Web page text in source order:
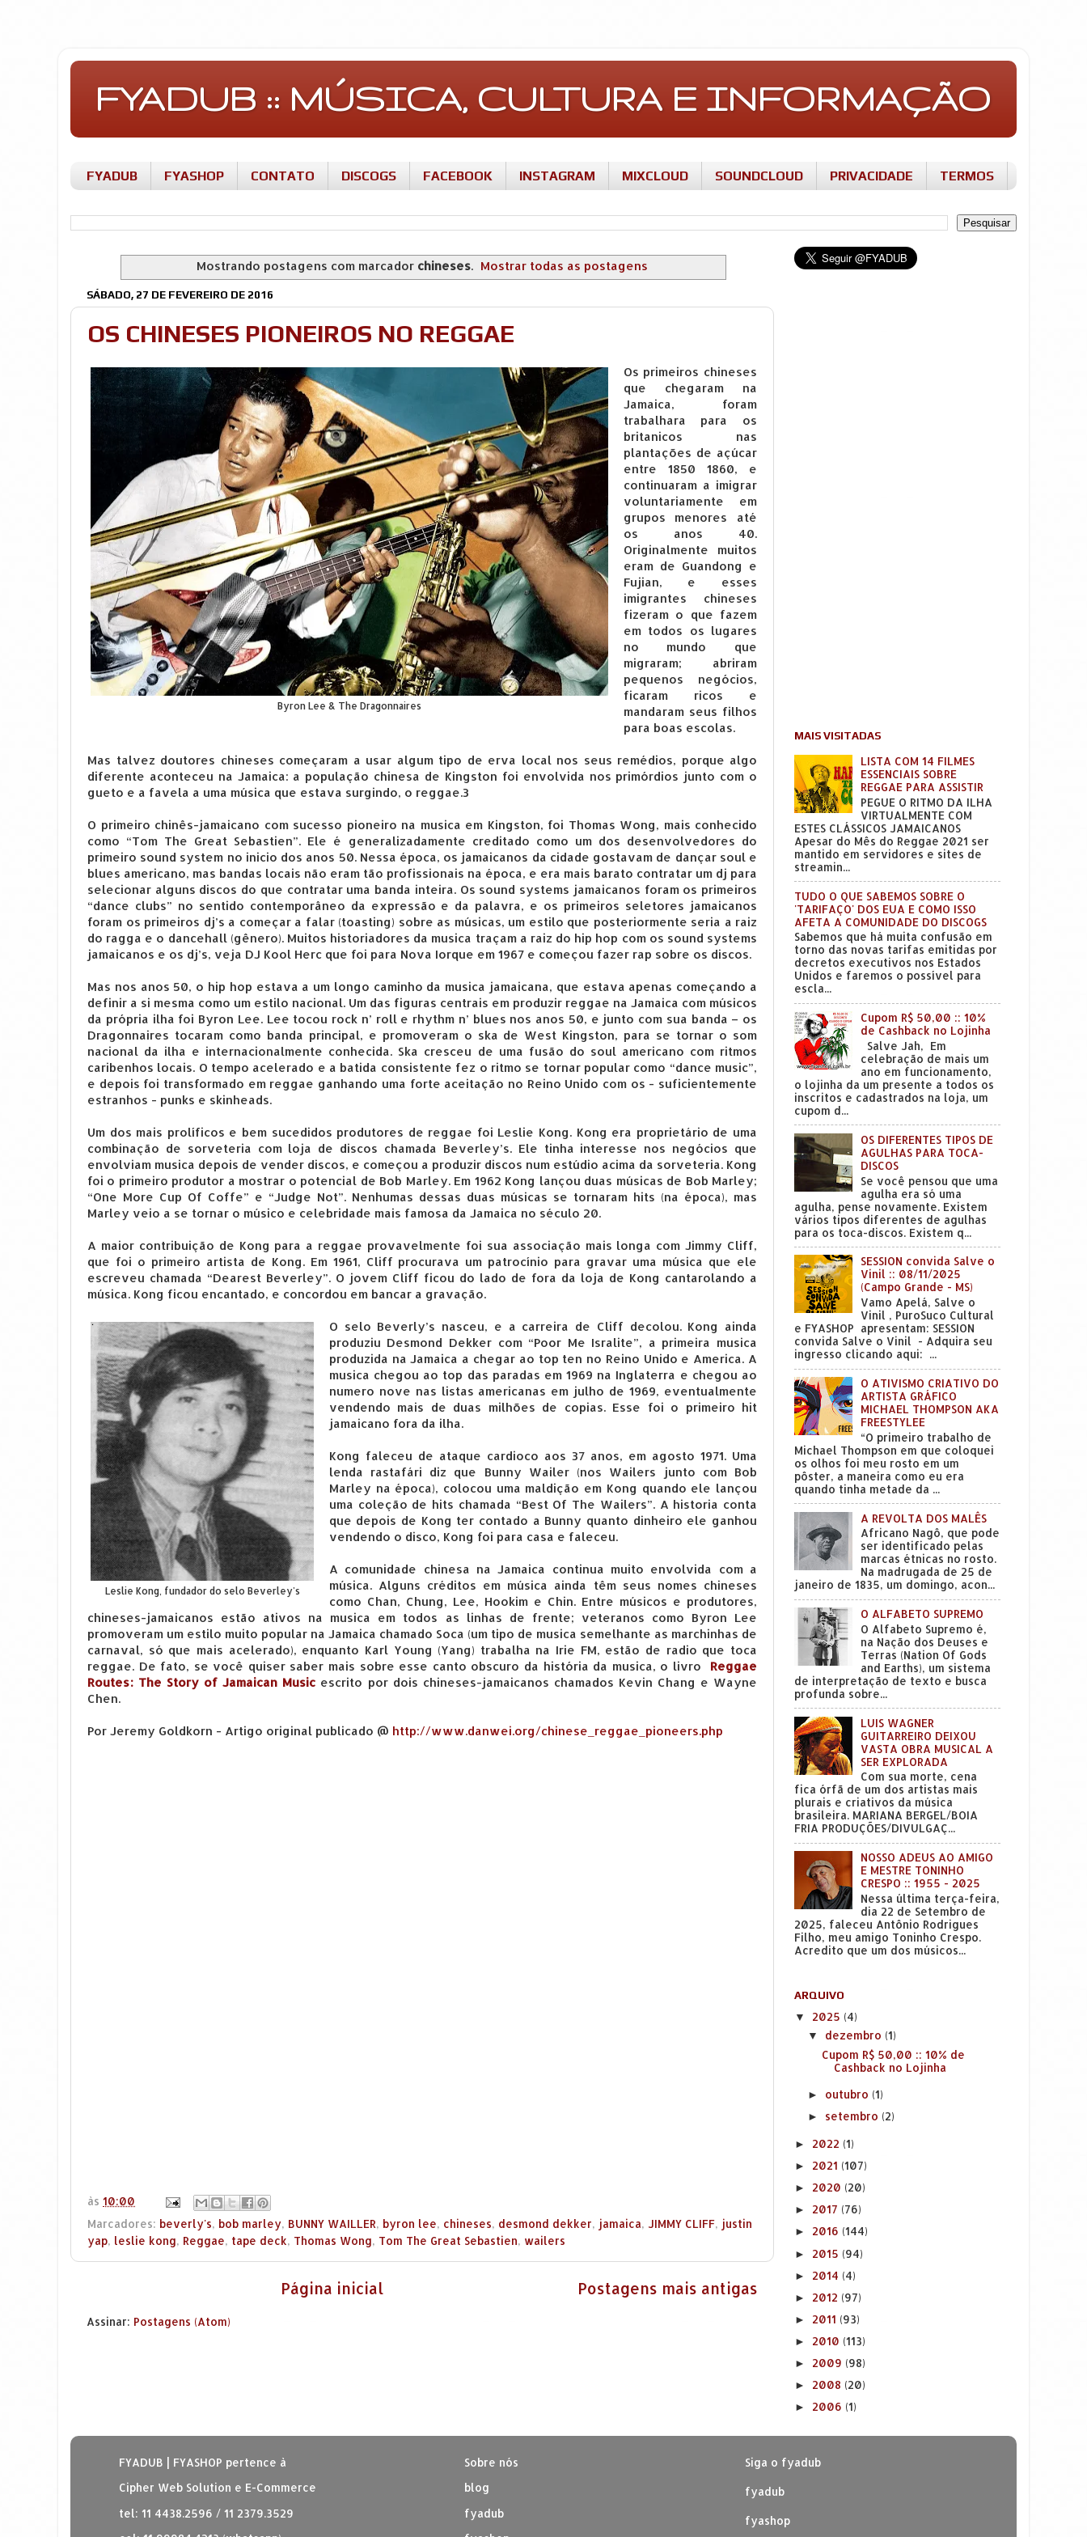
FYADUB :: MÚSICA, CULTURA E INFORMAÇÃO
FYADUB FYASHOP CONTATO DISCOGS FACEBOOK INSTAGRAM MIXCLOUD SOUNDCLOUD PRIVACIDADE TERMOS
Mostrando postagens com marcador chineses. Mostrar todas as postagens
SÁBADO, 27 DE FEVEREIRO DE 2016
OS CHINESES PIONEIROS NO REGGAE
Byron Lee & The Dragonnaires
Os primeiros chineses
que chegaram na
Jamaica, foram
trabalhara para os
britanicos nas
plantações de açúcar
entre 1850 1860, e
continuaram a imigrar
voluntariamente em
grupos menores até
os anos 40.
Originalmente muitos
eram de Guandong e
Fujian, e esses
imigrantes chineses
fizeram o que fazem
em todos os lugares
no mundo que
migraram; abriram
pequenos negócios,
ficaram ricos e
mandaram seus filhos
para boas escolas.
Mas talvez doutores chineses começaram a usar algum tipo de erva local nos seus remédios, porque algo
diferente aconteceu na Jamaica: a população chinesa de Kingston foi envolvida nos primórdios junto com o
gueto e a favela a uma música que estava surgindo, o reggae.3
O primeiro chinês-jamaicano com sucesso pioneiro na musica em Kingston, foi Thomas Wong, mais conhecido
como “Tom The Great Sebastien”. Ele é generalizadamente creditado como um dos desenvolvedores do
primeiro sound system no inicio dos anos 50. Nessa época, os jamaicanos da cidade gostavam de dançar soul e
blues americano, mas bandas locais não eram tão profissionais na época, e era mais barato contratar um dj para
selecionar alguns discos do que contratar uma banda inteira. Os sound systems jamaicanos foram os primeiros
“dance clubs” no sentido contemporâneo da expressão e da palavra, e os primeiros seletores jamaicanos
foram os primeiros dj’s a começar a falar (toasting) sobre as músicas, um estilo que posteriormente seria a raiz
do ragga e o dancehall (gênero). Muitos historiadores da musica traçam a raiz do hip hop com os sound systems
jamaicanos e os dj’s, veja DJ Kool Herc que foi para Nova Iorque em 1967 e começou fazer rap sobre os discos.
Mas nos anos 50, o hip hop estava a um longo caminho da musica jamaicana, que estava apenas começando a
definir a si mesma como um estilo nacional. Um das figuras centrais em produzir reggae na Jamaica com músicos
da própria ilha foi Byron Lee. Lee tocou rock n’ roll e rhythm n’ blues nos anos 50, e junto com sua banda – os
Dragonnaires tocaram como banda principal, e promoveram o ska de West Kingston, para se tornar o som
nacional da ilha e internacionalmente conhecida. Ska cresceu de uma fusão do soul americano com ritmos
caribenhos locais. O tempo acelerado e a batida consistente fez o ritmo se tornar popular como “dance music”,
e depois foi transformado em reggae ganhando uma forte aceitação no Reino Unido com os - suficientemente
estranhos - punks e skinheads.
Um dos mais prolíficos e bem sucedidos produtores de reggae foi Leslie Kong. Kong era proprietário de uma
combinação de sorveteria com loja de discos chamada Beverley’s. Ele tinha interesse nos negócios que
envolviam musica depois de vender discos, e começou a produzir discos num estúdio acima da sorveteria. Kong
foi o primeiro produtor a mostrar o potencial de Bob Marley. Em 1962 Kong lançou duas músicas de Bob Marley;
“One More Cup Of Coffe” e “Judge Not”. Nenhumas dessas duas músicas se tornaram hits (na época), mas
Marley veio a se tornar o músico e celebridade mais famosa da Jamaica no século 20.
A maior contribuição de Kong para a reggae provavelmente foi sua associação mais longa com Jimmy Cliff,
que foi o primeiro artista de Kong. Em 1961, Cliff procurava um patrocínio para gravar uma música que ele
escreveu chamada “Dearest Beverley”. O jovem Cliff ficou do lado de fora da loja de Kong cantarolando a
música. Kong ficou encantado, e concordou em bancar a gravação.
Leslie Kong, fundador do selo Beverley's
O selo Beverly’s nasceu, e a carreira de Cliff decolou. Kong ainda
produziu Desmond Dekker com “Poor Me Isralite”, a primeira musica
produzida na Jamaica a chegar ao top ten no Reino Unido e America. A
musica chegou ao top das paradas em 1969 na Inglaterra e chegou ao
numero nove nas listas americanas em julho de 1969, eventualmente
vendendo mais de duas milhões de copias. Esse foi o primeiro hit
jamaicano fora da ilha.
Kong faleceu de ataque cardioco aos 37 anos, em agosto 1971. Uma
lenda rastafári diz que Bunny Wailer (nos Wailers junto com Bob
Marley na época), colocou uma maldição em Kong quando ele lançou
uma coleção de hits chamada “Best Of The Wailers”. A historia conta
que depois de Kong ter contado a Bunny quanto dinheiro ele ganhou
vendendo o disco, Kong foi para casa e faleceu.
A comunidade chinesa na Jamaica continua muito envolvida com a
música. Alguns créditos em música ainda têm seus nomes chineses
como Chan, Chung, Lee, Hookim e Chin. Entre músicos e produtores,
chineses-jamaicanos estão ativos na musica em todos as linhas de frente; veteranos como Byron Lee
promoveram um estilo muito popular na Jamaica chamado Soca (um tipo de musica semelhante as marchinhas de
carnaval, só que mais acelerado), enquanto Karl Young (Yang) trabalha na Irie FM, estão de radio que toca
reggae. De fato, se você quiser saber mais sobre esse canto obscuro da história da musica, o livro Reggae
Routes: The Story of Jamaican Music escrito por dois chineses-jamaicanos chamados Kevin Chang e Wayne
Chen.
Por Jeremy Goldkorn - Artigo original publicado @ http://www.danwei.org/chinese_reggae_pioneers.php
às 10:00
Marcadores: beverly's, bob marley, BUNNY WAILLER, byron lee, chineses, desmond dekker, jamaica, JIMMY CLIFF, justin
yap, leslie kong, Reggae, tape deck, Thomas Wong, Tom The Great Sebastien, wailers
Postagens mais antigas
Página inicial
Assinar: Postagens (Atom)
MAIS VISITADAS
LISTA COM 14 FILMES
ESSENCIAIS SOBRE
REGGAE PARA ASSISTIR
PEGUE O RITMO DA ILHA
VIRTUALMENTE COM
ESTES CLÁSSICOS JAMAICANOS
Apesar do Mês do Reggae 2021 ser
mantido em servidores e sites de
streamin...
TUDO O QUE SABEMOS SOBRE O
'TARIFAÇO' DOS EUA E COMO ISSO
AFETA A COMUNIDADE DO DISCOGS
Sabemos que há muita confusão em
torno das novas tarifas emitidas por
decretos executivos nos Estados
Unidos e faremos o possível para
escla...
Cupom R$ 50,00 :: 10%
de Cashback no Lojinha
Salve Jah, Em
celebração de mais um
ano em funcionamento,
o lojinha da um presente a todos os
inscritos e cadastrados na loja, um
cupom d...
OS DIFERENTES TIPOS DE
AGULHAS PARA TOCA-
DISCOS
Se você pensou que uma
agulha era só uma
agulha, pense novamente. Existem
vários tipos diferentes de agulhas
para os toca-discos. Existem q...
SESSION convida Salve o
Vinil :: 08/11/2025
(Campo Grande - MS)
Vamo Apelá, Salve o
Vinil , PuroSuco Cultural
e FYASHOP apresentam: SESSION
convida Salve o Vinil - Adquira seu
ingresso clicando aqui: ...
O ATIVISMO CRIATIVO DO
ARTISTA GRÁFICO
MICHAEL THOMPSON AKA
FREESTYLEE
“O primeiro trabalho de
Michael Thompson em que coloquei
os olhos foi meu rosto em um
pôster, a maneira como eu era
quando tinha metade da ...
A REVOLTA DOS MALÊS
Africano Nagô, que pode
ser identificado pelas
marcas étnicas no rosto.
Na madrugada de 25 de
janeiro de 1835, um domingo, acon...
O ALFABETO SUPREMO
O Alfabeto Supremo é,
na Nação dos Deuses e
Terras (Nation Of Gods
and Earths), um sistema
de interpretação de texto e busca
profunda sobre...
LUIS WAGNER
GUITARREIRO DEIXOU
VASTA OBRA MUSICAL A
SER EXPLORADA
Com sua morte, cena
fica órfã de um dos artistas mais
plurais e criativos da música
brasileira. MARIANA BERGEL/BOIA
FRIA PRODUÇÕES/DIVULGAÇ...
NOSSO ADEUS AO AMIGO
E MESTRE TONINHO
CRESPO :: 1955 - 2025
Nessa última terça-feira,
dia 22 de Setembro de
2025, faleceu Antônio Rodrigues
Filho, meu amigo Toninho Crespo.
Acredito que um dos músicos...
ARQUIVO
▼ 2025 (4)
▼ dezembro (1)
Cupom R$ 50,00 :: 10% de
Cashback no Lojinha
► outubro (1)
► setembro (2)
► 2022 (1)
► 2021 (107)
► 2020 (20)
► 2017 (76)
► 2016 (144)
► 2015 (94)
► 2014 (4)
► 2012 (97)
► 2011 (93)
► 2010 (113)
► 2009 (98)
► 2008 (20)
► 2006 (1)
FYADUB | FYASHOP pertence à
Cipher Web Solution e E-Commerce
tel: 11 4438.2596 / 11 2379.3529
Sobre nós
blog
fyadub
Siga o fyadub
fyadub
fyashop